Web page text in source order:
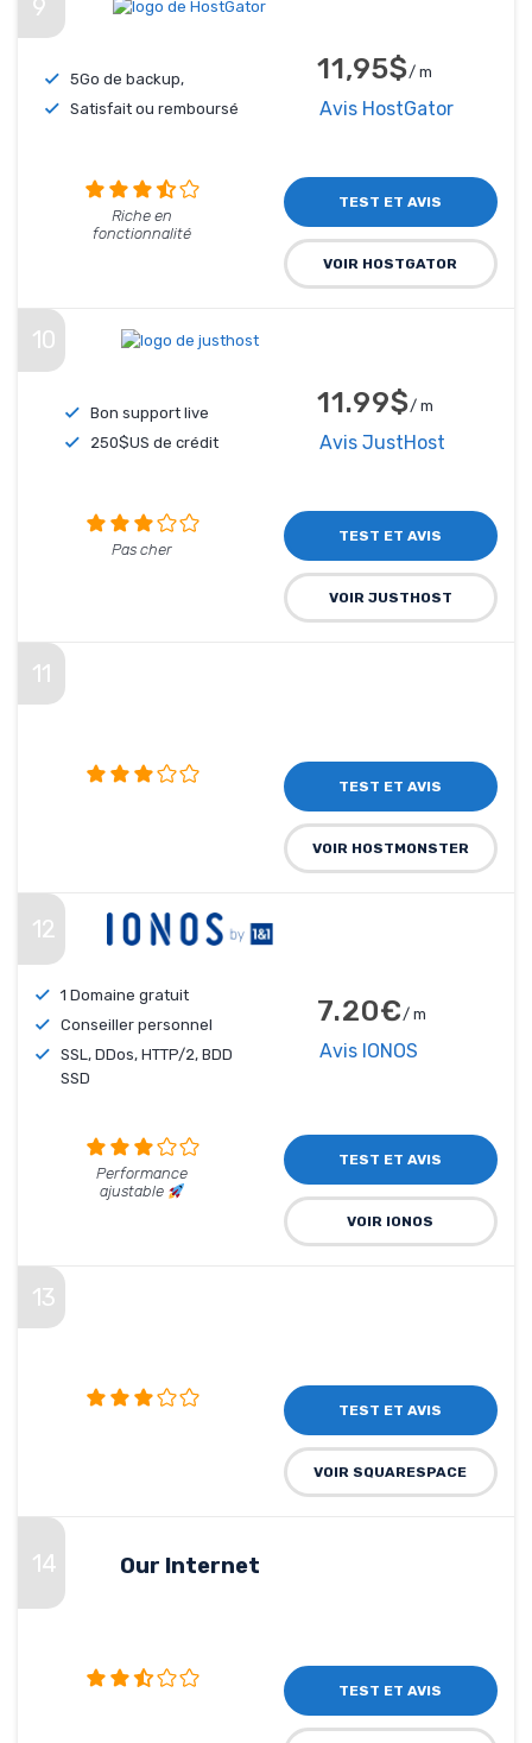
9
5Go de backup,
Satisfait ou remboursé
11,95$/ m
Avis HostGator
Riche en
fonctionnalité
TEST ET AVIS
VOIR HOSTGATOR
10
Bon support live
250$US de crédit
11.99$/ m
Avis JustHost
Pas cher
TEST ET AVIS
VOIR JUSTHOST
11
TEST ET AVIS
VOIR HOSTMONSTER
12
1 Domaine gratuit
Conseiller personnel
SSL, DDos, HTTP/2, BDD
SSD
7.20€/ m
Avis IONOS
Performance
ajustable
TEST ET AVIS
VOIR IONOS
13
TEST ET AVIS
VOIR SQUARESPACE
14 Our Internet
TEST ET AVIS